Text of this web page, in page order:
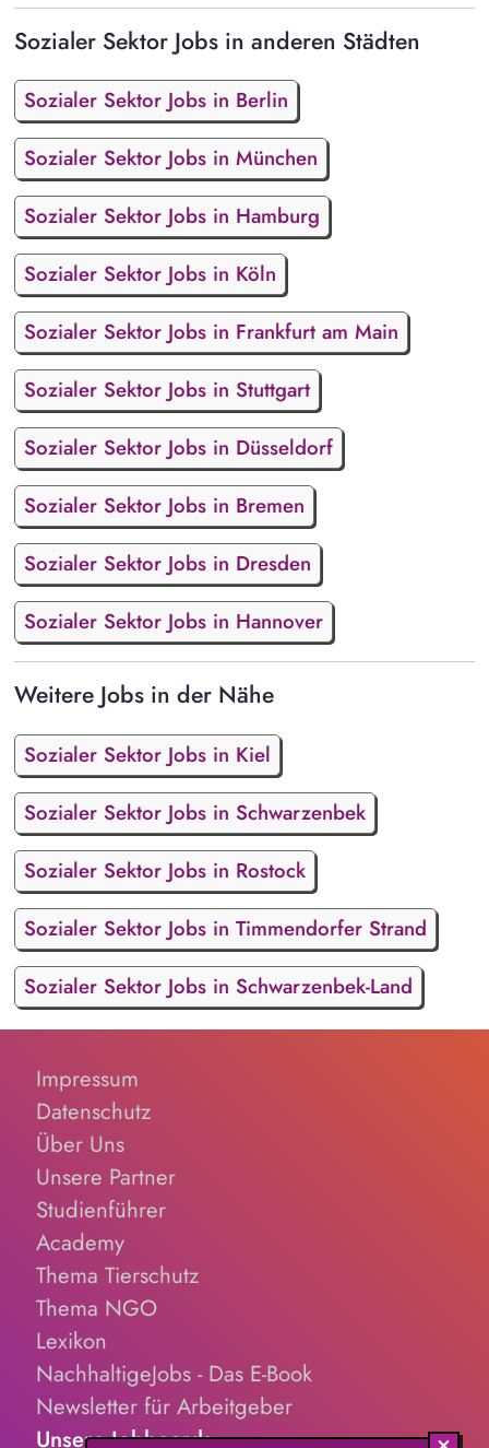
Sozialer Sektor Jobs in anderen Städten
Sozialer Sektor Jobs in Berlin
Sozialer Sektor Jobs in München
Sozialer Sektor Jobs in Hamburg
Sozialer Sektor Jobs in Köln
Sozialer Sektor Jobs in Frankfurt am Main
Sozialer Sektor Jobs in Stuttgart
Sozialer Sektor Jobs in Düsseldorf
Sozialer Sektor Jobs in Bremen
Sozialer Sektor Jobs in Dresden
Sozialer Sektor Jobs in Hannover
Weitere Jobs in der Nähe
Sozialer Sektor Jobs in Kiel
Sozialer Sektor Jobs in Schwarzenbek
Sozialer Sektor Jobs in Rostock
Sozialer Sektor Jobs in Timmendorfer Strand
Sozialer Sektor Jobs in Schwarzenbek-Land
Impressum
Datenschutz
Über Uns
Unsere Partner
Studienführer
Academy
Thema Tierschutz
Thema NGO
Lexikon
NachhaltigeJobs - Das E-Book
Newsletter für Arbeitgeber
Unsere Jobboards